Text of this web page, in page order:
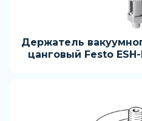
Держатель
цанговый Festo ESH-